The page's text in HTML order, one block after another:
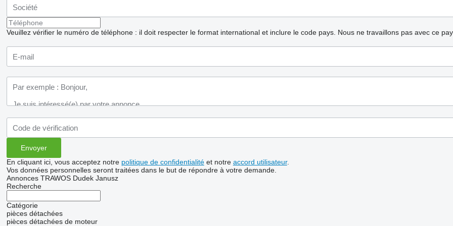
Veuillez vérifier le numéro de téléphone : il doit respecter le format international et inclure le code pays. Nous ne travaillons pas avec ce
En cliquant ici, vous acceptez notre politique de confidentialitéet notre accord utilisateur.
Vos données personnelles seront traitées dans le but de répondre à votre demande.
Annonces TRAWOS Dudek Janusz
Recherche
Catégorie
pièces détachées
pièces détachées de moteur